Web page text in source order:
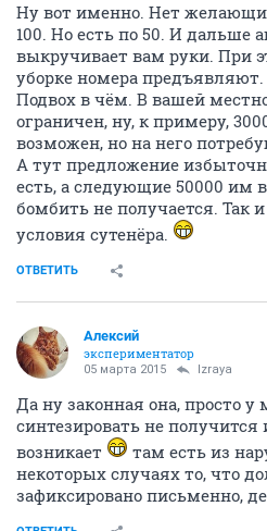
Ну вот именно. Нет
100. Но есть по 50. И дальше
выкручивает вам руки. При
уборке номера предъявляют.
Подвох в чём. В вашей
ограничен, ну, к примеру,
возможен, но на него
А тут предложение
есть, а следующие 50000 им
бомбить не получается. Так
условия сутенёра.
ОТВЕТИТЬ
Алексий
экспериментатор
05 марта 2015 Izraya
Да ну законная она, просто
синтезировать не получится
возникает
там есть из
некоторых случаях то, что
зафиксировано письменно,